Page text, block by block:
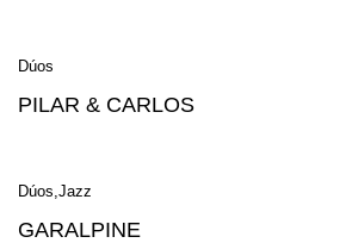
Dúos
PILAR & CARLOS
Dúos Jazz
GARALPINE